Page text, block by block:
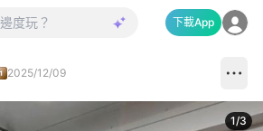
下載App
2025/12/09
1/3